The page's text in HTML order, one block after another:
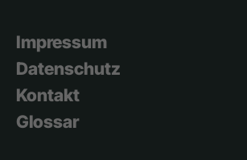
Impressum
Datenschutz
Kontakt
Glossar